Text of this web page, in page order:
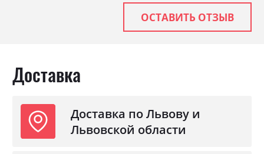
ОСТАВИТЬ ОТЗЫВ
Доставка
Доставка по Львову и
Львовской области